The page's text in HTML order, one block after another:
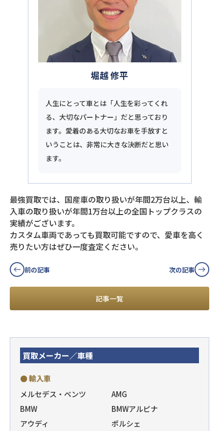
堀越 修平
人生にとって車とは「人生を彩ってくれ
る、大切なパートナー」だと思っており
ます。愛着のある大切なお車を手放すと
いうことは、非常に大きな決断だと思い
ます。
最強買取では、国産車の取り扱いが年間2万台以上、輸
入車の取り扱いが年間1万台以上の全国トップクラスの
実績がございます。
カスタム車両であっても買取可能ですので、愛車を高く
売りたい方はぜひ一度査定ください。
前の記事
記事一覧
次の記事
買取メーカー／車種
● 輸入車
メルセデス・ベンツ
AMG
BMW
BMWアルピナ
アウディ
ポルシェ